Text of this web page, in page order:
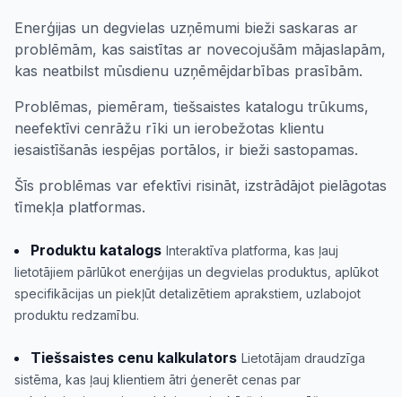
Enerģijas un degvielas uzņēmumi bieži saskaras ar
problēmām, kas saistītas ar novecojušām mājaslapām,
kas neatbilst mūsdienu uzņēmējdarbības prasībām.
Problēmas, piemēram, tiešsaistes katalogu trūkums,
neefektīvi cenrāžu rīki un ierobežotas klientu
iesaistīšanās iespējas portālos, ir bieži sastopamas.
Šīs problēmas var efektīvi risināt, izstrādājot pielāgotas
tīmekļa platformas.
Produktu katalogs Interaktīva platforma, kas ļauj
lietotājiem pārlūkot enerģijas un degvielas produktus, aplūkot
specifikācijas un piekļūt detalizētiem aprakstiem, uzlabojot
produktu redzamību.
Tiešsaistes cenu kalkulators Lietotājam draudzīga
sistēma, kas ļauj klientiem ātri ģenerēt cenas par